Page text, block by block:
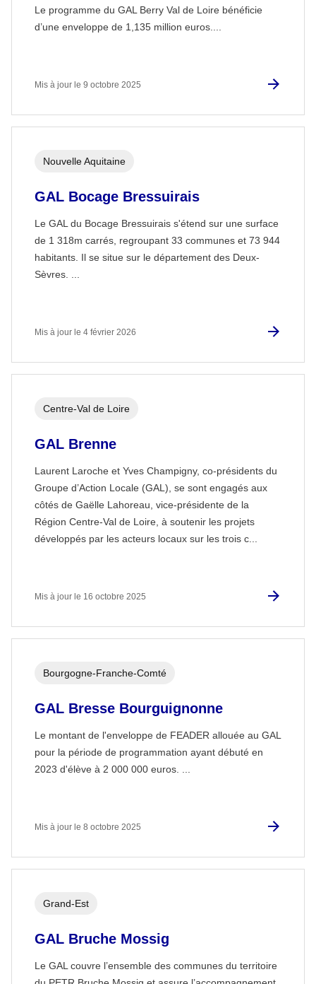
Le programme du GAL Berry Val de Loire bénéficie
d’une enveloppe de 1,135 million euros....
Mis à jour le 9 octobre 2025
GAL Bocage Bressuirais
Le GAL du Bocage Bressuirais s'étend sur une surface
de 1 318m carrés, regroupant 33 communes et 73 944
habitants. Il se situe sur le département des Deux-
Sèvres. ...
Nouvelle Aquitaine
Mis à jour le 4 février 2026
GAL Brenne
Laurent Laroche et Yves Champigny, co-présidents du
Groupe d’Action Locale (GAL), se sont engagés aux
côtés de Gaëlle Lahoreau, vice-présidente de la
Région Centre-Val de Loire, à soutenir les projets
développés par les acteurs locaux sur les trois c...
Centre-Val de Loire
Mis à jour le 16 octobre 2025
GAL Bresse Bourguignonne
Le montant de l'enveloppe de FEADER allouée au GAL
pour la période de programmation ayant débuté en
2023 d'élève à 2 000 000 euros. ...
Bourgogne-Franche-Comté
Mis à jour le 8 octobre 2025
GAL Bruche Mossig
Le GAL couvre l’ensemble des communes du territoire
Grand-Est